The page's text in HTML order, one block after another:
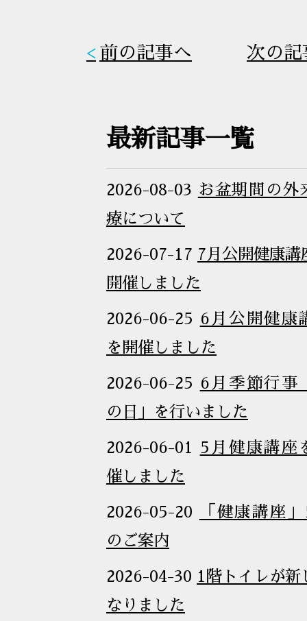
前の記事へ 次の記
最新記事一覧
2026-08-03 お盆期間の外
療について
2026-07-17 7月公開健康講
開催しました
2026-06-25 6月公開健康
を開催しました
2026-06-25 6月季節行事
の日」を行いました
2026-06-01 5月健康講座
催しました
2026-05-20
「健康講座
のご案内
2026-04-30 1階トイレが新
なりました